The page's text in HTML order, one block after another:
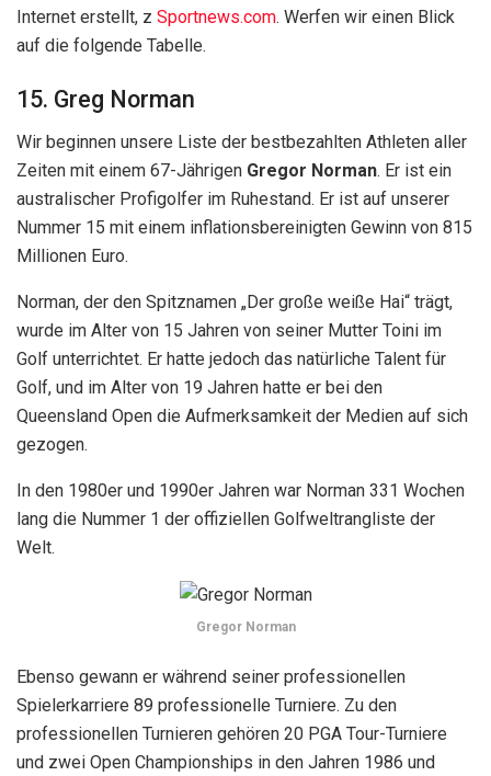
Internet erstellt, z Sportnews.com. Werfen wir einen Blick
auf die folgende Tabelle.
15. Greg Norman
Wir beginnen unsere Liste der bestbezahlten Athleten aller
Zeiten mit einem 67-Jährigen Gregor Norman. Er ist ein
australischer Profigolfer im Ruhestand. Er ist auf unserer
Nummer 15 mit einem inflationsbereinigten Gewinn von 815
Millionen Euro.
Norman, der den Spitznamen „Der große weiße Hai“ trägt,
wurde im Alter von 15 Jahren von seiner Mutter Toini im
Golf unterrichtet. Er hatte jedoch das natürliche Talent für
Golf, und im Alter von 19 Jahren hatte er bei den
Queensland Open die Aufmerksamkeit der Medien auf sich
gezogen.
In den 1980er und 1990er Jahren war Norman 331 Wochen
lang die Nummer 1 der offiziellen Golfweltrangliste der
Welt.
Gregor Norman
Ebenso gewann er während seiner professionellen
Spielerkarriere 89 professionelle Turniere. Zu den
professionellen Turnieren gehören 20 PGA Tour-Turniere
und zwei Open Championships in den Jahren 1986 und